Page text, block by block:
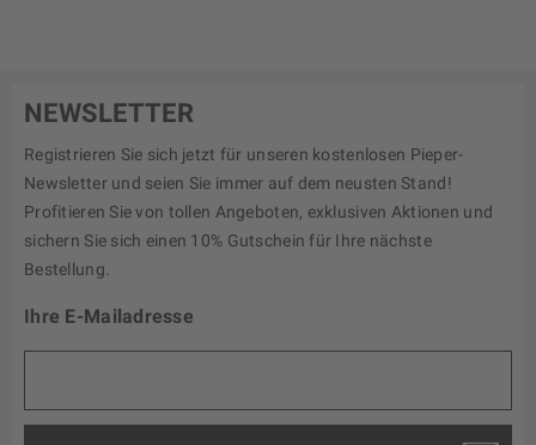
NEWSLETTER
Registrieren Sie sich jetzt für unseren kostenlosen Pieper-
Newsletter und seien Sie immer auf dem neusten Stand!
Profitieren Sie von tollen Angeboten, exklusiven Aktionen und
sichern Sie sich einen 10% Gutschein für Ihre nächste
Bestellung.
Ihre E-Mailadresse